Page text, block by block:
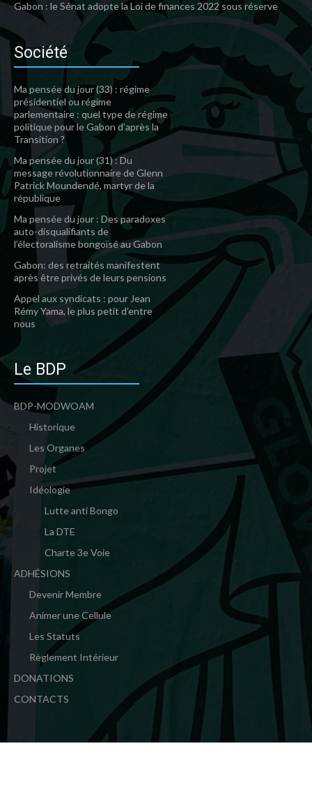
Gabon : le Sénat adopte la Loi de finances 2022 sous réserve
Société
Ma pensée du jour (33) : régime
présidentiel ou régime
parlementaire : quel type de régime
politique pour le Gabon d’après la
Transition ?
Ma pensée du jour (31) : Du
message révolutionnaire de Glenn
Patrick Moundendé, martyr de la
république
Ma pensée du jour : Des paradoxes
auto-disqualifiants de
l’électoralisme bongoïsé au Gabon
Gabon: des retraités manifestent
après être privés de leurs pensions
Appel aux syndicats : pour Jean
Rémy Yama, le plus petit d’entre
nous
Le BDP
BDP-MODWOAM
Historique
Les Organes
Projet
Idéologie
Lutte anti Bongo
La DTE
Charte 3e Voie
ADHÉSIONS
Devenir Membre
Animer une Cellule
Les Statuts
Règlement Intérieur
DONATIONS
CONTACTS